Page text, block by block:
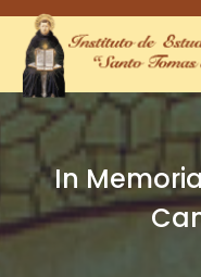
In